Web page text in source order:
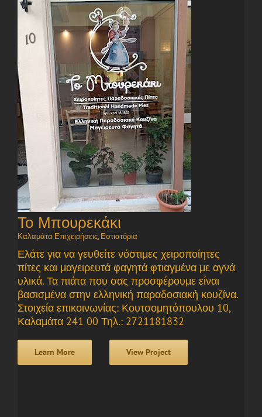
Το Μπουρεκάκι
Καλαμάτα Επιχειρήσεις, Εστιατόρια
Ελάτε για να γευθείτε νόστιμες χειροποίητες
πίτες και μαγειρευτά φαγητά φτιαγμένα με αγνά
υλικά. Τα πιάτα που σας προσφέρουμε είναι
βασισμένα στην ελληνική παραδοσιακή κουζίνα.
Στοιχεία επικοινωνίας: Κουτσομητόπουλου 10,
Καλαμάτα 241 00 Τηλ.: 2721181832
Learn More View Project